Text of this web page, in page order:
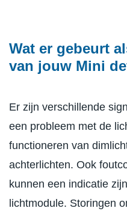
Wat er gebeurt
van jouw Mini
Er zijn verschillende
een probleem met de
functioneren van
achterlichten. Ook
kunnen een indicatie
lichtmodule. Storingen